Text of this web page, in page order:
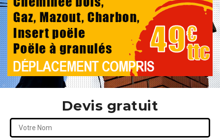
Devis gratuit